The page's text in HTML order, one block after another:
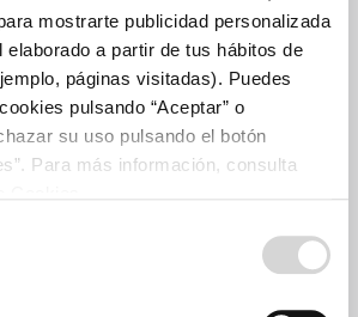
mostrarte publicidad personalizada
elaborado a partir de tus hábitos de
páginas visitadas). Puedes
pulsando “Aceptar” o
su uso pulsando el botón
Para más información, consulta